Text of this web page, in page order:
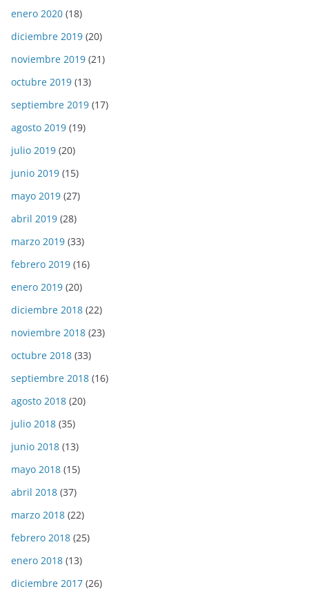
enero 2020 (18)
diciembre 2019 (20)
noviembre 2019 (21)
octubre 2019 (13)
septiembre 2019 (17)
agosto 2019 (19)
julio 2019 (20)
junio 2019 (15)
mayo 2019 (27)
abril 2019 (28)
marzo 2019 (33)
febrero 2019 (16)
enero 2019 (20)
diciembre 2018 (22)
noviembre 2018 (23)
octubre 2018 (33)
septiembre 2018 (16)
agosto 2018 (20)
julio 2018 (35)
junio 2018 (13)
mayo 2018 (15)
abril 2018 (37)
marzo 2018 (22)
febrero 2018 (25)
enero 2018 (13)
diciembre 2017 (26)